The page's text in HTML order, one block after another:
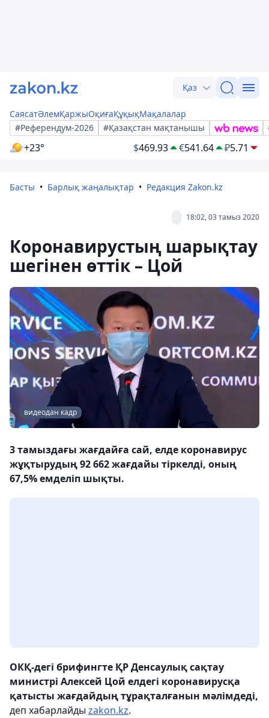
Қаз
СаясатӘлемҚаржыОқиғаҚұқықМақалалар
#Референдум-2026
#Қазақстан мақтанышы
+23° $469.93 €541.64 ₽5.71
Басты Барлық жаңалықтар Редакция Zakon.kz
18:02, 03 тамыз 2020
Коронавирустың шарықтау
шегінен өттік – Цой
видеодан кадр
3 тамыздағы жағдайға сай, елде коронавирус
жұқтырудың 92 662 жағдайы тіркелді, оның
67,5% емделіп шықты.
ОКҚ-дегі брифингте ҚР Денсаулық сақтау
министрі Алексей Цой елдегі коронавирусқа
қатысты жағдайдың тұрақталғанын мәлімдеді,
деп хабарлайды zakon.kz.